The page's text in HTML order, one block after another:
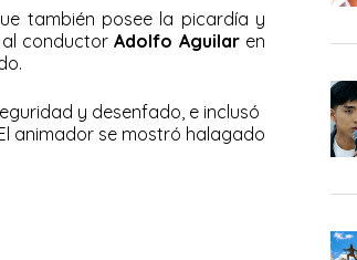
también posee la picardía y
al conductorAdolfo Aguilaren
y desenfado, e inclusó
animador se mostró halagado